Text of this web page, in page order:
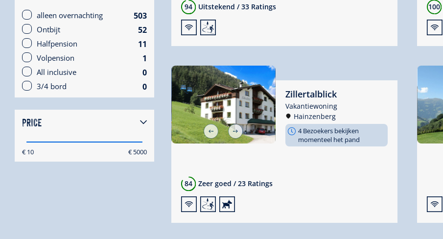
alleen overnachting 503
Ontbijt 52
Halfpension 11
Volpension 1
All inclusive 0
3/4 bord 0
PRICE
€ 10 € 5000
94 Uitstekend / 33 Ratings
🜉🞷
100
🜉
Zillertalblick
Vakantiewoning
Hainzenberg
4 Bezoekers bekijken
momenteel het pand
84 Zeer goed / 23 Ratings
🜉🞷🔮 🜉